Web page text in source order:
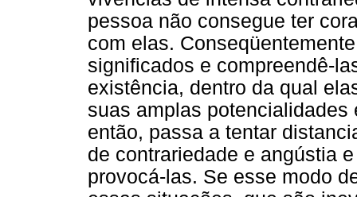
pessoa não consegue ter
com elas.
significados e compreendê-
existência, dentro da qual
suas amplas
então, passa a tentar
de contrariedade e angústia
provocá-las. Se esse modo